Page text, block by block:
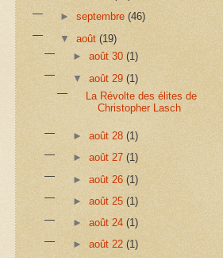
►septembre(46)
▼août(19)
► août 30 (1)
▼ août 29 (1)
La Révolte des élites de
Christopher Lasch
► août 28 (1)
► août 27 (1)
► août 26 (1)
► août 25 (1)
► août 24 (1)
► août 22 (1)